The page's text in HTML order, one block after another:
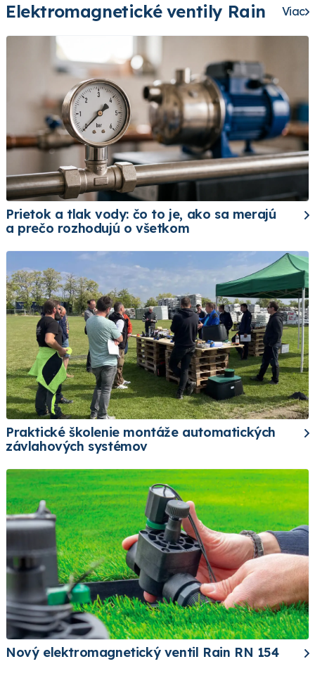
Elektromagnetické ventily Rain Viac
Prietok a tlak vody: čo to je, ako sa merajú
a prečo rozhodujú o všetkom
Praktické školenie montáže automatických
závlahových systémov
Nový elektromagnetický ventil Rain RN 154